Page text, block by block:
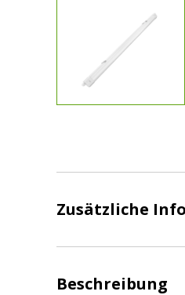
Zusätzliche
Beschreibung